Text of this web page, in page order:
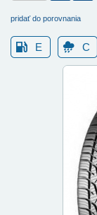
pridať do porovnania
E C